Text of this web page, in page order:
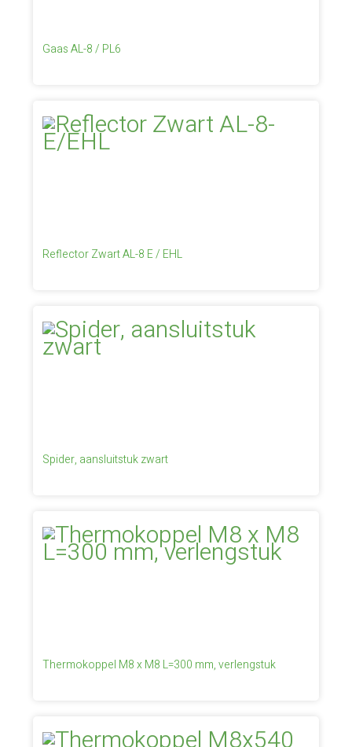
Gaas AL-8 / PL6
Reflector Zwart AL-8 E / EHL
Spider, aansluitstuk zwart
Thermokoppel M8 x M8 L=300 mm, verlengstuk